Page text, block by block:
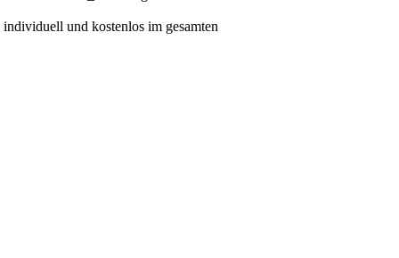
und kostenlos im gesamten